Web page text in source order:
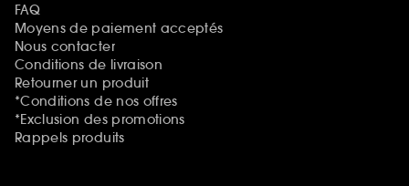
FAQ
Moyens de paiement acceptés
Nous contacter
Conditions de livraison
Retourner un produit
*Conditions de nos offres
*Exclusion des promotions
Rappels produits